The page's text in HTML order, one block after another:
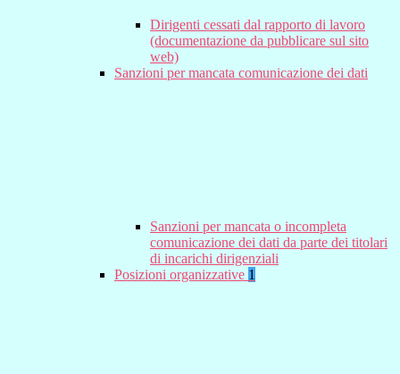
Dirigenti cessati dal rapporto di lavoro
(documentazione da pubblicare sul sito
web)
Sanzioni per mancata comunicazione dei dati
Sanzioni per mancata o incompleta
comunicazione dei dati da parte dei titolari
di incarichi dirigenziali
Posizioni organizzative 1